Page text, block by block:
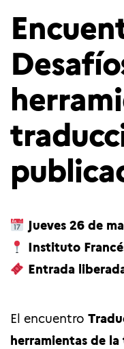
Jueves 26 de
Instituto
Entrada
El encuentro
herramientas de